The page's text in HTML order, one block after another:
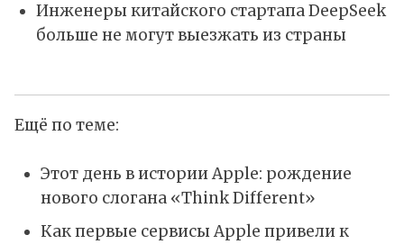
Инженеры китайского стартапа DeepSeek
больше не могут выезжать из страны
Ещё по теме:
Этот день в истории Apple: рождение
нового слогана «Think Different»
Как первые сервисы Apple привели к